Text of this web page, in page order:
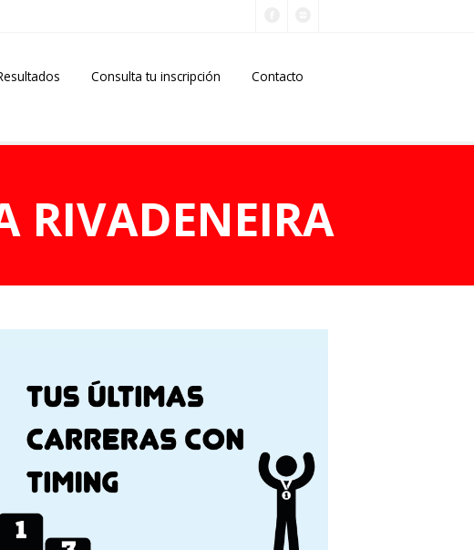
Consulta tu inscripción Contacto
RIVADENEIRA